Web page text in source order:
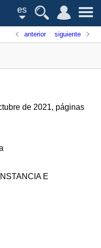
es
anterior siguiente
de 2021, páginas
E